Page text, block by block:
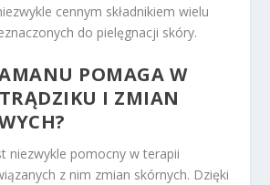
cennym składnikiem wielu
do pielęgnacji skóry.
POMAGA W
I ZMIAN
niezwykle pomocny w terapii
z nim zmian skórnych. Dzięki